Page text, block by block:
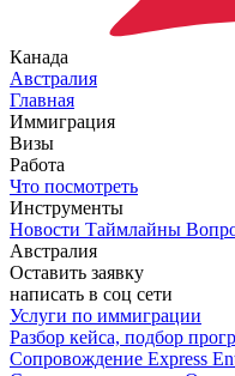
Канада
Австралия
Главная
Иммиграция
Визы
Работа
Что посмотреть
Инструменты
Новости Таймлайны
Австралия
Оставить заявку
написать в соц сети
Услуги по иммиграции
Разбор кейса, подбор
Сопровождение Express